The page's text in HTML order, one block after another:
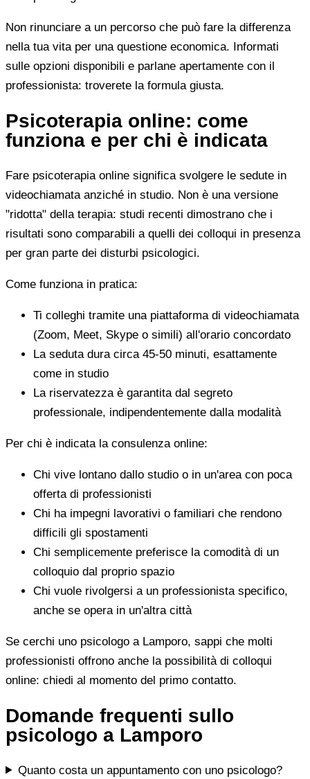
Non rinunciare a un percorso che può fare la differenza
nella tua vita per una questione economica. Informati
sulle opzioni disponibili e parlane apertamente con il
professionista: troverete la formula giusta.
Psicoterapia online: come
funziona e per chi è indicata
Fare psicoterapia online significa svolgere le sedute in
videochiamata anziché in studio. Non è una versione
"ridotta" della terapia: studi recenti dimostrano che i
risultati sono comparabili a quelli dei colloqui in presenza
per gran parte dei disturbi psicologici.
Come funziona in pratica:
Ti colleghi tramite una piattaforma di videochiamata
(Zoom, Meet, Skype o simili) all'orario concordato
La seduta dura circa 45-50 minuti, esattamente
come in studio
La riservatezza è garantita dal segreto
professionale, indipendentemente dalla modalità
Per chi è indicata la consulenza online:
Chi vive lontano dallo studio o in un'area con poca
offerta di professionisti
Chi ha impegni lavorativi o familiari che rendono
difficili gli spostamenti
Chi semplicemente preferisce la comodità di un
colloquio dal proprio spazio
Chi vuole rivolgersi a un professionista specifico,
anche se opera in un'altra città
Se cerchi uno psicologo a Lamporo, sappi che molti
professionisti offrono anche la possibilità di colloqui
online: chiedi al momento del primo contatto.
Domande frequenti sullo
psicologo a Lamporo
Quanto costa un appuntamento con uno psicologo?